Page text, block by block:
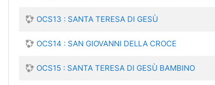
OCS13 : SANTA TERESA DI GESÙ
OCS14 : SAN GIOVANNI DELLA CROCE
OCS15 : SANTA TERESA DI GESÙ BAMBINO